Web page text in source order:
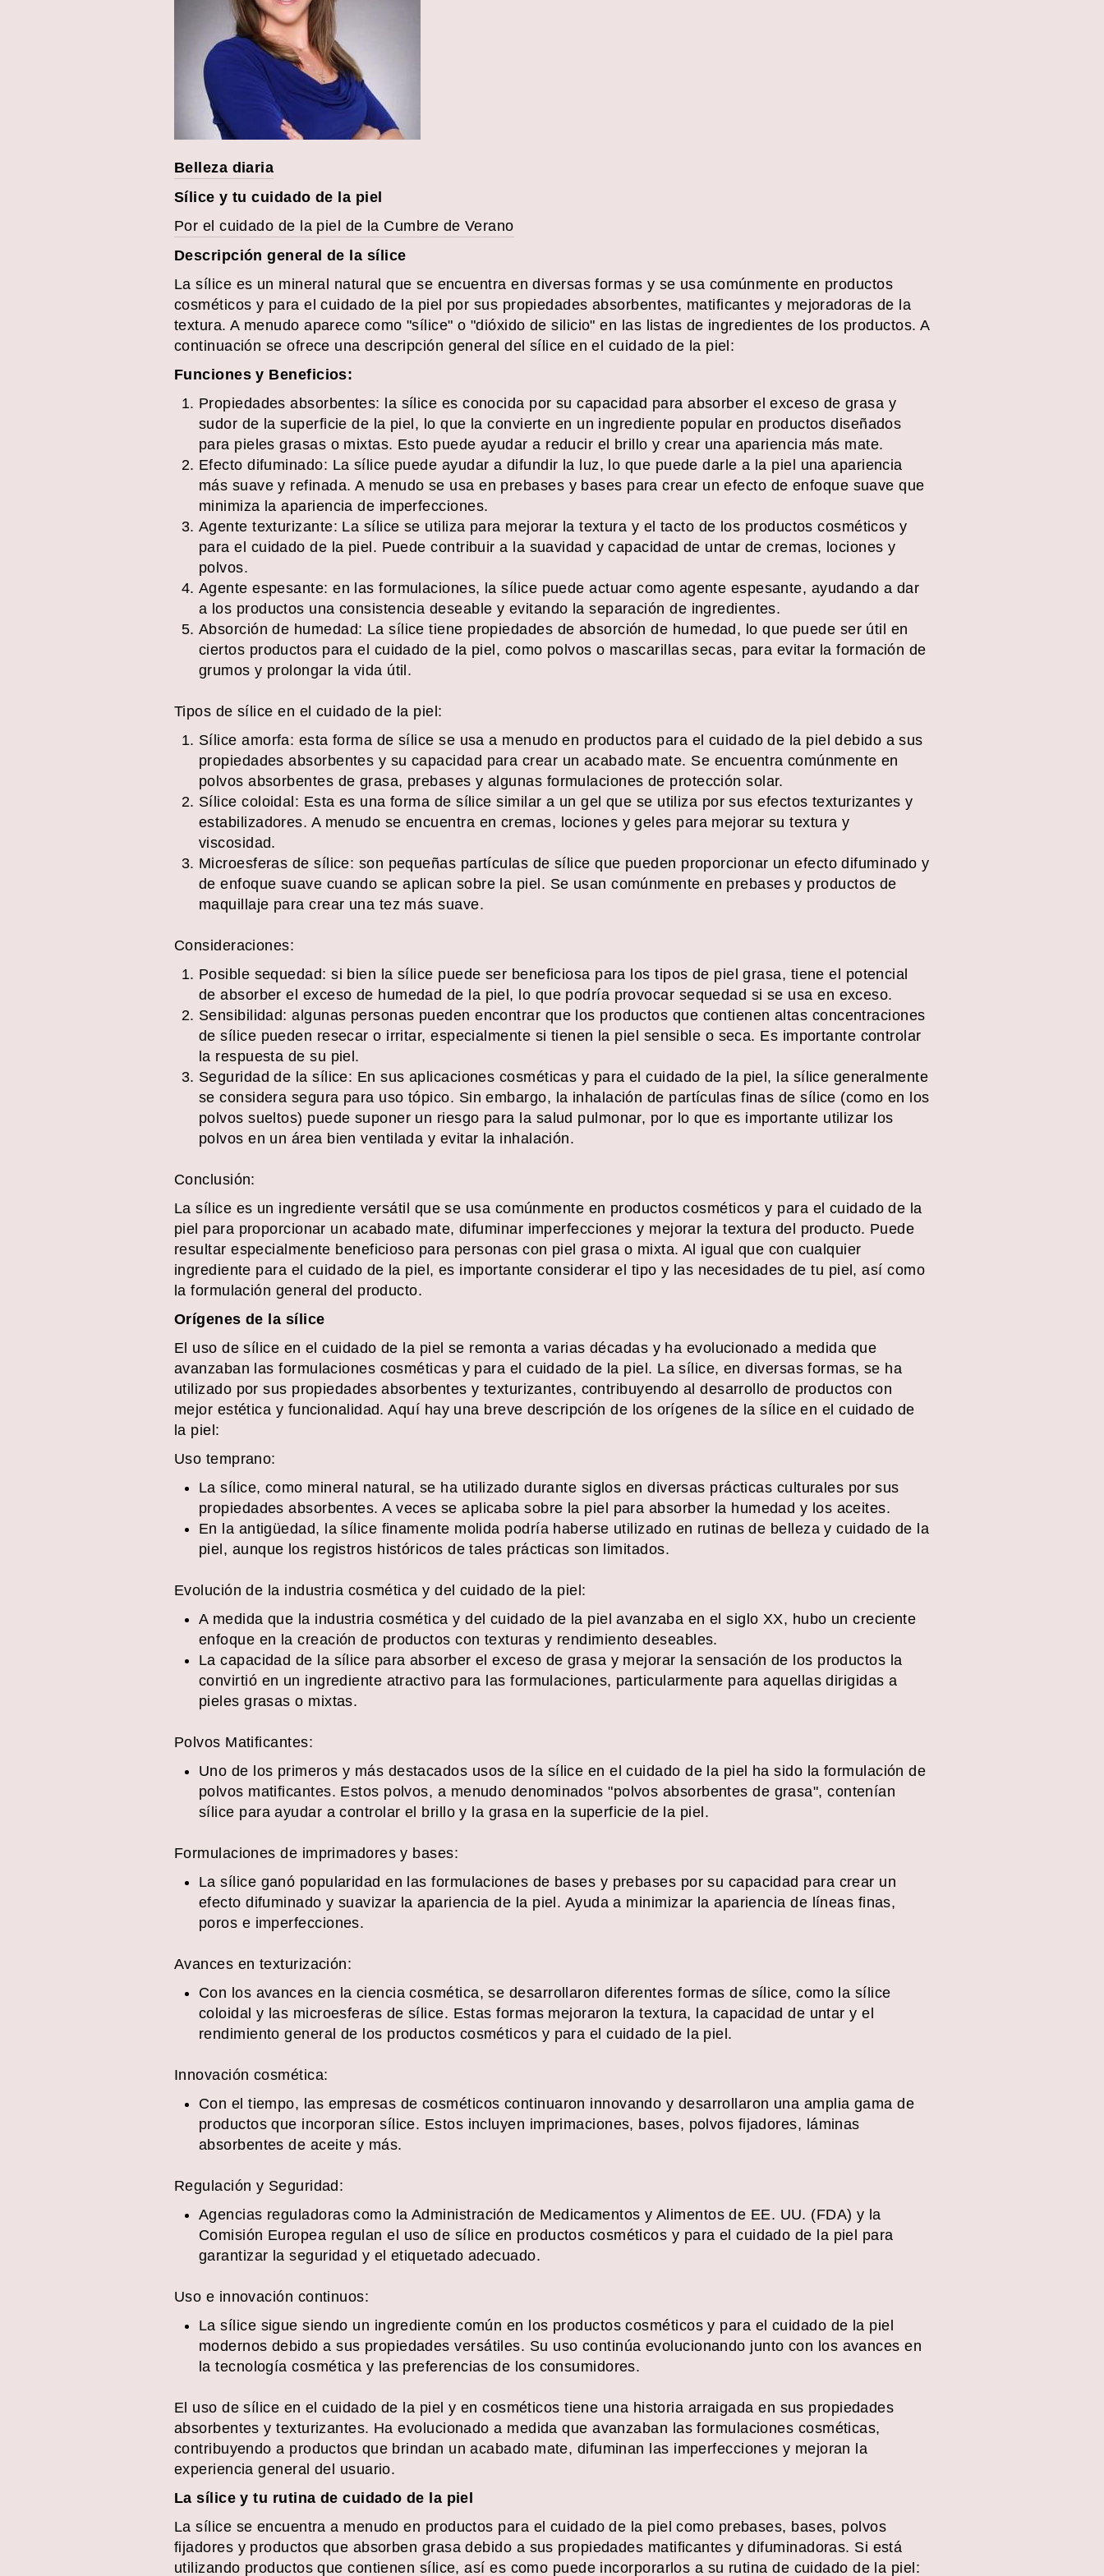
Belleza diaria
Sílice y tu cuidado de la piel
Por el cuidado de la piel de la Cumbre de Verano
Descripción general de la sílice
La sílice es un mineral natural que se encuentra en diversas formas y se usa comúnmente en productos
cosméticos y para el cuidado de la piel por sus propiedades absorbentes, matificantes y mejoradoras de la
textura. A menudo aparece como "sílice" o "dióxido de silicio" en las listas de ingredientes de los productos. A
continuación se ofrece una descripción general del sílice en el cuidado de la piel:
Funciones y Beneficios:
Propiedades absorbentes: la sílice es conocida por su capacidad para absorber el exceso de grasa y
sudor de la superficie de la piel, lo que la convierte en un ingrediente popular en productos diseñados
para pieles grasas o mixtas. Esto puede ayudar a reducir el brillo y crear una apariencia más mate.
Efecto difuminado: La sílice puede ayudar a difundir la luz, lo que puede darle a la piel una apariencia
más suave y refinada. A menudo se usa en prebases y bases para crear un efecto de enfoque suave que
minimiza la apariencia de imperfecciones.
Agente texturizante: La sílice se utiliza para mejorar la textura y el tacto de los productos cosméticos y
para el cuidado de la piel. Puede contribuir a la suavidad y capacidad de untar de cremas, lociones y
polvos.
Agente espesante: en las formulaciones, la sílice puede actuar como agente espesante, ayudando a dar
a los productos una consistencia deseable y evitando la separación de ingredientes.
Absorción de humedad: La sílice tiene propiedades de absorción de humedad, lo que puede ser útil en
ciertos productos para el cuidado de la piel, como polvos o mascarillas secas, para evitar la formación de
grumos y prolongar la vida útil.
Tipos de sílice en el cuidado de la piel:
Sílice amorfa: esta forma de sílice se usa a menudo en productos para el cuidado de la piel debido a sus
propiedades absorbentes y su capacidad para crear un acabado mate. Se encuentra comúnmente en
polvos absorbentes de grasa, prebases y algunas formulaciones de protección solar.
Sílice coloidal: Esta es una forma de sílice similar a un gel que se utiliza por sus efectos texturizantes y
estabilizadores. A menudo se encuentra en cremas, lociones y geles para mejorar su textura y
viscosidad.
Microesferas de sílice: son pequeñas partículas de sílice que pueden proporcionar un efecto difuminado y
de enfoque suave cuando se aplican sobre la piel. Se usan comúnmente en prebases y productos de
maquillaje para crear una tez más suave.
Consideraciones:
Posible sequedad: si bien la sílice puede ser beneficiosa para los tipos de piel grasa, tiene el potencial
de absorber el exceso de humedad de la piel, lo que podría provocar sequedad si se usa en exceso.
Sensibilidad: algunas personas pueden encontrar que los productos que contienen altas concentraciones
de sílice pueden resecar o irritar, especialmente si tienen la piel sensible o seca. Es importante controlar
la respuesta de su piel.
Seguridad de la sílice: En sus aplicaciones cosméticas y para el cuidado de la piel, la sílice generalmente
se considera segura para uso tópico. Sin embargo, la inhalación de partículas finas de sílice (como en los
polvos sueltos) puede suponer un riesgo para la salud pulmonar, por lo que es importante utilizar los
polvos en un área bien ventilada y evitar la inhalación.
Conclusión:
La sílice es un ingrediente versátil que se usa comúnmente en productos cosméticos y para el cuidado de la
piel para proporcionar un acabado mate, difuminar imperfecciones y mejorar la textura del producto. Puede
resultar especialmente beneficioso para personas con piel grasa o mixta. Al igual que con cualquier
ingrediente para el cuidado de la piel, es importante considerar el tipo y las necesidades de tu piel, así como
la formulación general del producto.
Orígenes de la sílice
El uso de sílice en el cuidado de la piel se remonta a varias décadas y ha evolucionado a medida que
avanzaban las formulaciones cosméticas y para el cuidado de la piel. La sílice, en diversas formas, se ha
utilizado por sus propiedades absorbentes y texturizantes, contribuyendo al desarrollo de productos con
mejor estética y funcionalidad. Aquí hay una breve descripción de los orígenes de la sílice en el cuidado de
la piel:
Uso temprano:
La sílice, como mineral natural, se ha utilizado durante siglos en diversas prácticas culturales por sus
propiedades absorbentes. A veces se aplicaba sobre la piel para absorber la humedad y los aceites.
En la antigüedad, la sílice finamente molida podría haberse utilizado en rutinas de belleza y cuidado de la
piel, aunque los registros históricos de tales prácticas son limitados.
Evolución de la industria cosmética y del cuidado de la piel:
A medida que la industria cosmética y del cuidado de la piel avanzaba en el siglo XX, hubo un creciente
enfoque en la creación de productos con texturas y rendimiento deseables.
La capacidad de la sílice para absorber el exceso de grasa y mejorar la sensación de los productos la
convirtió en un ingrediente atractivo para las formulaciones, particularmente para aquellas dirigidas a
pieles grasas o mixtas.
Polvos Matificantes:
Uno de los primeros y más destacados usos de la sílice en el cuidado de la piel ha sido la formulación de
polvos matificantes. Estos polvos, a menudo denominados "polvos absorbentes de grasa", contenían
sílice para ayudar a controlar el brillo y la grasa en la superficie de la piel.
Formulaciones de imprimadores y bases:
La sílice ganó popularidad en las formulaciones de bases y prebases por su capacidad para crear un
efecto difuminado y suavizar la apariencia de la piel. Ayuda a minimizar la apariencia de líneas finas,
poros e imperfecciones.
Avances en texturización:
Con los avances en la ciencia cosmética, se desarrollaron diferentes formas de sílice, como la sílice
coloidal y las microesferas de sílice. Estas formas mejoraron la textura, la capacidad de untar y el
rendimiento general de los productos cosméticos y para el cuidado de la piel.
Innovación cosmética:
Con el tiempo, las empresas de cosméticos continuaron innovando y desarrollaron una amplia gama de
productos que incorporan sílice. Estos incluyen imprimaciones, bases, polvos fijadores, láminas
absorbentes de aceite y más.
Regulación y Seguridad:
Agencias reguladoras como la Administración de Medicamentos y Alimentos de EE. UU. (FDA) y la
Comisión Europea regulan el uso de sílice en productos cosméticos y para el cuidado de la piel para
garantizar la seguridad y el etiquetado adecuado.
Uso e innovación continuos:
La sílice sigue siendo un ingrediente común en los productos cosméticos y para el cuidado de la piel
modernos debido a sus propiedades versátiles. Su uso continúa evolucionando junto con los avances en
la tecnología cosmética y las preferencias de los consumidores.
El uso de sílice en el cuidado de la piel y en cosméticos tiene una historia arraigada en sus propiedades
absorbentes y texturizantes. Ha evolucionado a medida que avanzaban las formulaciones cosméticas,
contribuyendo a productos que brindan un acabado mate, difuminan las imperfecciones y mejoran la
experiencia general del usuario.
La sílice y tu rutina de cuidado de la piel
La sílice se encuentra a menudo en productos para el cuidado de la piel como prebases, bases, polvos
fijadores y productos que absorben grasa debido a sus propiedades matificantes y difuminadoras. Si está
utilizando productos que contienen sílice, así es como puede incorporarlos a su rutina de cuidado de la piel: